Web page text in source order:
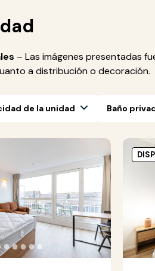
– Las imágenes presentadas
a distribución o decoración.
de la unidad Baño
●●●●●